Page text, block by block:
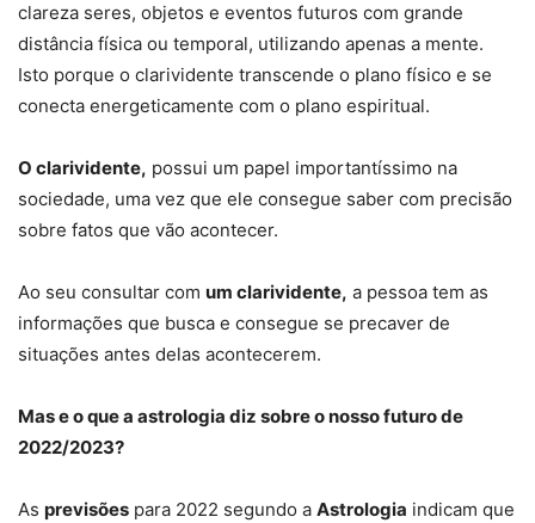
clareza seres, objetos e eventos futuros com grande
distância física ou temporal, utilizando apenas a mente.
Isto porque o clarividente transcende o plano físico e se
conecta energeticamente com o plano espiritual.
O clarividente, possui um papel importantíssimo na
sociedade, uma vez que ele consegue saber com precisão
sobre fatos que vão acontecer.
Ao seu consultar com um clarividente, a pessoa tem as
informações que busca e consegue se precaver de
situações antes delas acontecerem.
Mas e o que a astrologia diz sobre o nosso futuro de
2022/2023?
As previsões para 2022 segundo a Astrologia indicam que